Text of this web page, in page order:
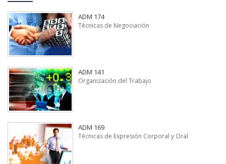
ADM 174
Técnicas de Negociación
ADM 141
Organización del Trabajo
ADM 169
Técnicas de Expresión Corporal y Oral